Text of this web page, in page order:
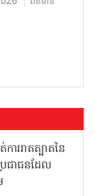
ាររាតត្បាតនៃ
ជាជនដែល